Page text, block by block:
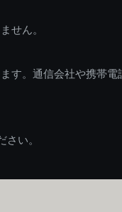
せん。
す。通信会社や携帯
い。